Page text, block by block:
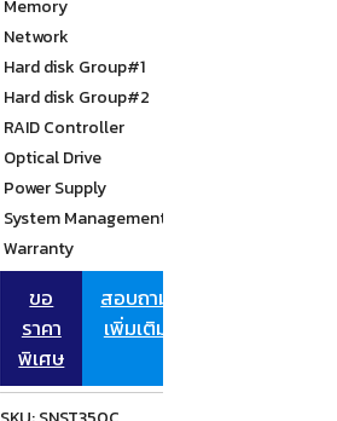
Memory
Network
Hard disk Group#1
Hard disk Group#2
RAID Controller
Optical Drive
Power Supply
System Management
Warranty
ขอ
ราคา
พิเศษ
สอบถาม
เพิ่มเติม